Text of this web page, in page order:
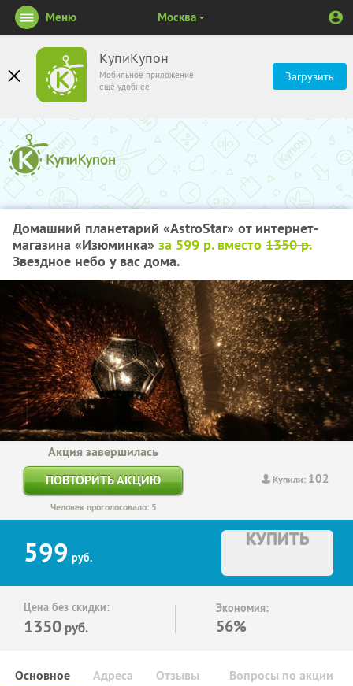
КупиКупон
Мобильное приложение
ещё удобнее
Загрузить
Меню Москва
Домашний планетарий «AstroStar» от интернет-
магазина «Изюминка» за 599 р. вместо 1350 р.
Звездное небо у вас дома.
Купили: 102
Акция завершилась
ПОВТОРИТЬ АКЦИЮ
Человек проголосовало: 5
599 руб.
КУПИТЬ
Цена без скидки:
1350 руб.
Экономия:
56%
Основное Отзывы Вопросы по акции
Адреса